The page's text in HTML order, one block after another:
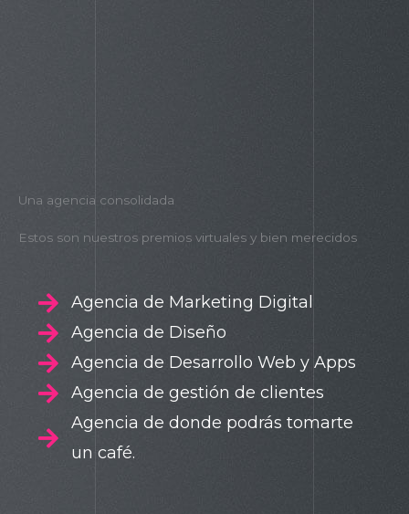
Una agencia consolidada
Estos son nuestros premios virtuales y bien merecidos
Agencia de Marketing Digital
Agencia de Diseño
Agencia de Desarrollo Web y Apps
Agencia de gestión de clientes
Agencia de donde podrás tomarte
un café.